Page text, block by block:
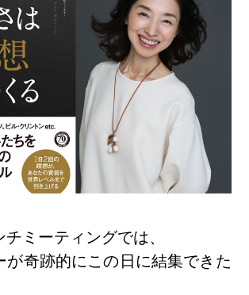
ミーティングでは、
が奇跡的にこの日に結集できた